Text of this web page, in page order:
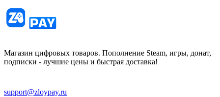
Магазин цифровых товаров. Пополнение Steam, игры, донат,
подписки - лучшие цены и быстрая доставка!
support@zloypay.ru